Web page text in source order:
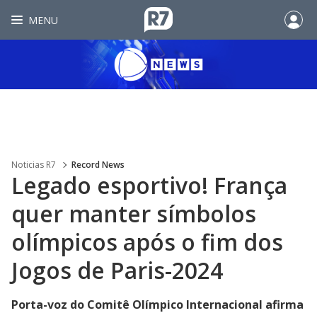
MENU
Noticias R7 Record News
Legado esportivo! França
quer manter símbolos
olímpicos após o fim dos
Jogos de Paris-2024
Porta-voz do Comitê Olímpico Internacional afirma